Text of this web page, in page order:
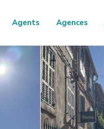
Agents Agences